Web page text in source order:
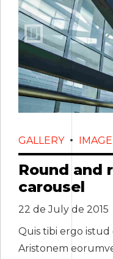
GALLERY IMAGE
Round and
carousel
22 de July de 2015
Quis tibi ergo
Aristonem